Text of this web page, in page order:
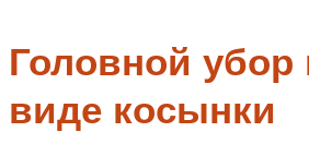
Головной убор
виде косынки